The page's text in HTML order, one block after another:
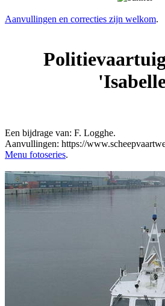
Aanvullingen en correcties zijn welkom.
Een bijdrage van: F. Logghe.
Aanvullingen: https://
Menu fotoseries.